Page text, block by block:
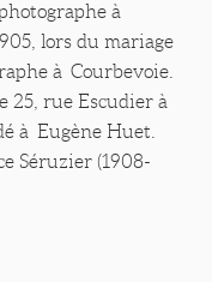
à
lors du mariage
à Courbevoie.
25, rue Escudier à
à Eugène Huet.
Séruzier (1908-